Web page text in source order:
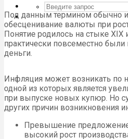
Под данным термином обычно
обесценивание валюты при
Понятие родилось на стыке XIX
практически повсеместно
деньги.
Инфляция может возникать по
одной из которых является
при выпуске новых купюр. Но
других причин возникновения
Превышение
высокий рост